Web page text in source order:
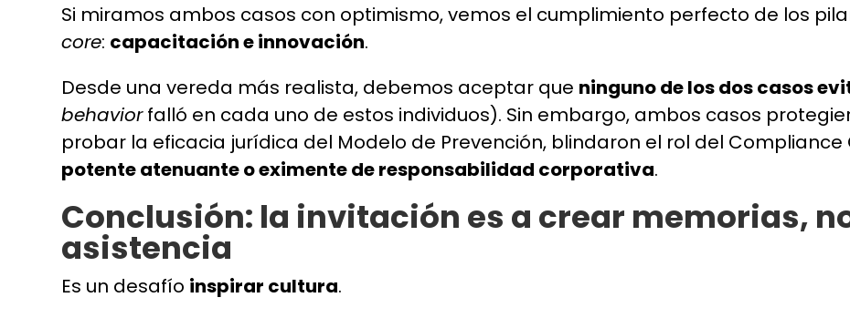
Si miramos ambos casos con optimismo, vemos el cumplimiento perfecto de los
core: capacitación e innovación.
Desde una vereda más realista, debemos aceptar que ninguno de los dos casos
behaviorfalló en cada uno de estos individuos). Sin embargo, ambos casos
probar la eficacia jurídica del Modelo de Prevención, blindaron el rol del
potente atenuante o eximente de responsabilidad corporativa.
Conclusión: la invitación es a crear memorias,
asistencia
Es un desafío inspirar cultura.